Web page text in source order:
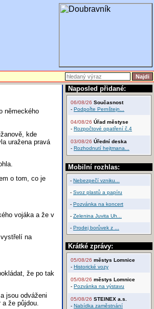
Naposled přidané:
06/08/26 Současnost
- Podpořte Pernštejn...
04/08/26 Úřad městyse
- Rozpočtové opatření č.4
03/08/26 Úřední deska
- Rozhodnutí hejtmana...
Mobilní rozhlas:
- Nebezpečí vzniku...
- Svoz plastů a papíru
- Pozvánka na koncert
- Zelenina Juvita Uh...
- Prodej borůvek z ...
Krátké zprávy:
05/08/26 městys Lomnice
- Historické vozy
05/08/26 městys Lomnice
- Pozvánka na výstavu
05/08/26 STEINEX a.s.
- Nabídka zaměstnání
německého
kde
uražena pravá
o tom, co je
vojáka a že v
na
že po tak
jsou odváženi
že půjdou.